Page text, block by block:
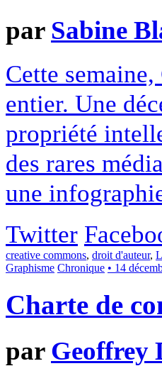
par Sabine
Cette
entier. Une
propriété
des rares
une
Twitter
creative commons, droit d'auteur,
Graphisme Chronique • 14
Charte de
par Geoffrey